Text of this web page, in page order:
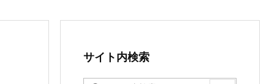
サイト内検索